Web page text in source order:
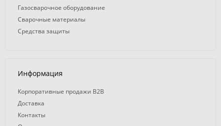
Газосварочное оборудование
Сварочные материалы
Средства защиты
Информация
Корпоративные продажи B2B
Доставка
Контакты